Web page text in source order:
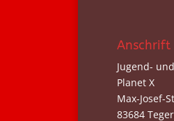
Anschrift
Jugend-
Planet X
Max-Josef-
83684